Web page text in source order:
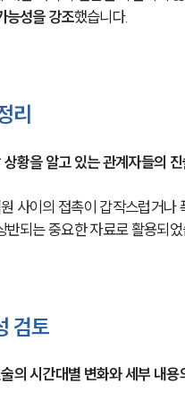
능성을 강조했습니다.
리
상황을 알고 있는 관계자들의
사이의 접촉이 갑작스럽거
반되는 중요한 자료로 활용되었
검토
의 시간대별 변화와 세부 내